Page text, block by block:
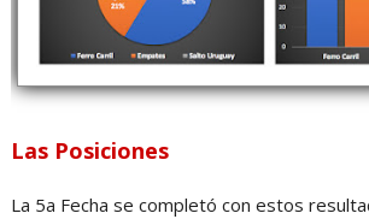
Las Posiciones
La 5a Fecha se completó con estos